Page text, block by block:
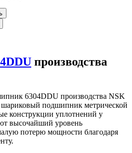
производства
6304DDU производства NSK
подшипник метрической
конструкции уплотнений у
высочайший уровень
потерю мощности благодаря